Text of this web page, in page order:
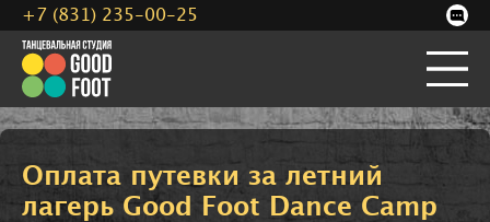
Оплата путевки за летний
лагерь Good Foot Dance Camp
+7 (831) 235-00-25